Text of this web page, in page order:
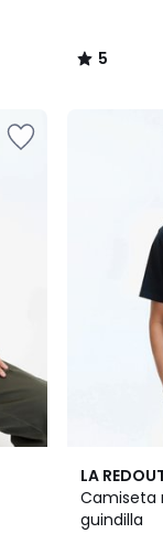
5
/
LA
Camiseta
guindilla
5
/
5
2
Colores